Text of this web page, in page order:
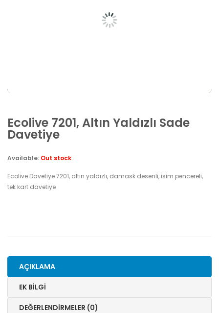
Ecolive 7201, Altın Yaldızlı Sade
Davetiye
Available: Out stock
Ecolive Davetiye 7201, altın yaldızlı, damask desenli, isim pencereli,
tek kart davetiye
AÇIKLAMA
EK BILGI
DEĞERLENDIRMELER (0)